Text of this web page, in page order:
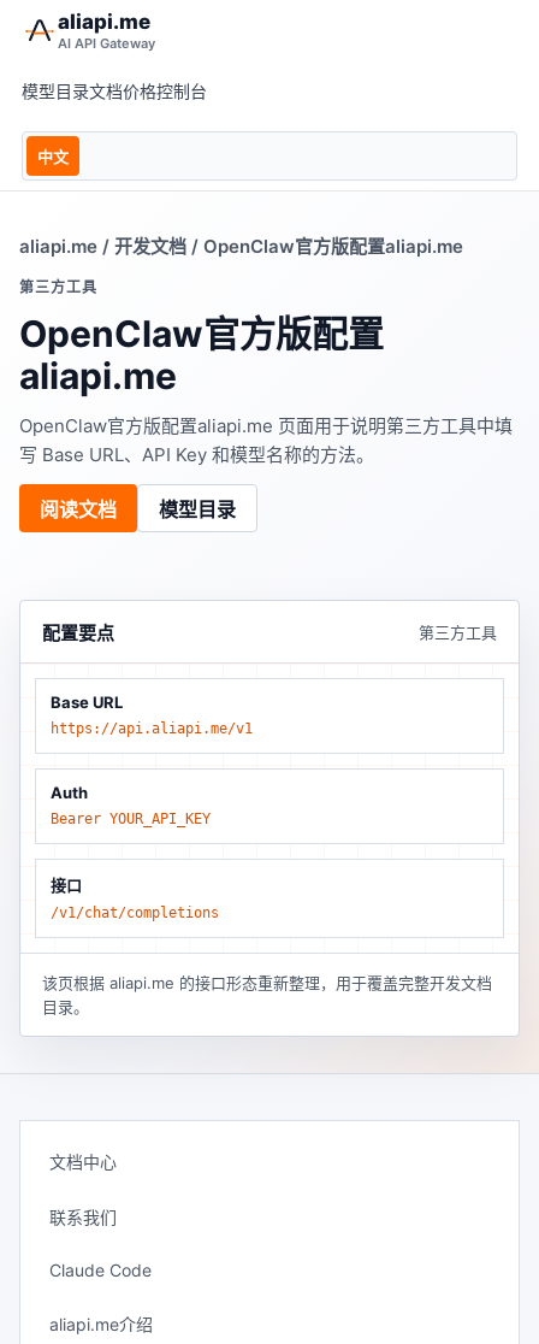
aliapi.me
AI API Gateway
模型目录文档价格控制台
中文
aliapi.me / 开发文档 / OpenClaw官方版配置aliapi.me
第三方工具
OpenClaw官方版配置
aliapi.me
OpenClaw官方版配置aliapi.me 页面用于说明第三方工具中填
写 Base URL、API Key 和模型名称的方法。
阅读文档 模型目录
配置要点 第三方工具
Base URL
https://api.aliapi.me/v1
Auth
Bearer YOUR_API_KEY
接口
/v1/chat/completions
该页根据 aliapi.me 的接口形态重新整理，用于覆盖完整开发文档
目录。
文档中心
联系我们
Claude Code
aliapi.me介绍